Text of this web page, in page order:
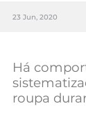
23 Jun, 2020
Há
roupa